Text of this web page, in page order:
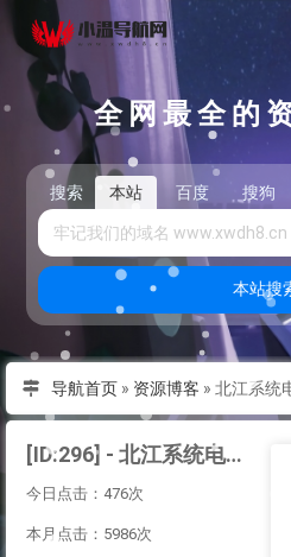
全网最全的
搜索 本站 百度 搜狗
本站搜
导航首页» 资源博客 » 北江系统
[ID:296] - 北江系统电脑工作室
今日点击：476次
本月点击：5986次